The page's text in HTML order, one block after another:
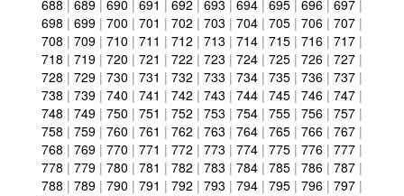
688 | 689 | 690 | 691 | 692 | 693 | 694 | 695 | 696 | 697 |
698 | 699 | 700 | 701 | 702 | 703 | 704 | 705 | 706 | 707 |
708 | 709 | 710 | 711 | 712 | 713 | 714 | 715 | 716 | 717 |
718 | 719 | 720 | 721 | 722 | 723 | 724 | 725 | 726 | 727 |
728 | 729 | 730 | 731 | 732 | 733 | 734 | 735 | 736 | 737 |
738 | 739 | 740 | 741 | 742 | 743 | 744 | 745 | 746 | 747 |
748 | 749 | 750 | 751 | 752 | 753 | 754 | 755 | 756 | 757 |
758 | 759 | 760 | 761 | 762 | 763 | 764 | 765 | 766 | 767 |
768 | 769 | 770 | 771 | 772 | 773 | 774 | 775 | 776 | 777 |
778 | 779 | 780 | 781 | 782 | 783 | 784 | 785 | 786 | 787 |
788 | 789 | 790 | 791 | 792 | 793 | 794 | 795 | 796 | 797 |